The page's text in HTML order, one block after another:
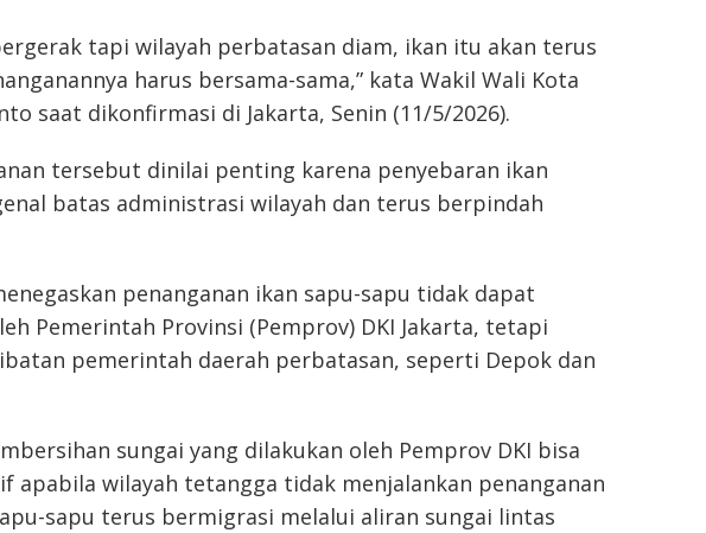
tapi wilayah perbatasan diam, ikan itu akan terus
harus bersama-sama,” kata Wakil Wali Kota
saat dikonfirmasi di Jakarta, Senin (11/5/2026).
tersebut dinilai penting karena penyebaran ikan
batas administrasi wilayah dan terus berpindah
penanganan ikan sapu-sapu tidak dapat
Pemerintah Provinsi (Pemprov) DKI Jakarta, tetapi
pemerintah daerah perbatasan, seperti Depok dan
sungai yang dilakukan oleh Pemprov DKI bisa
apabila wilayah tetangga tidak menjalankan penanganan
sapu terus bermigrasi melalui aliran sungai lintas